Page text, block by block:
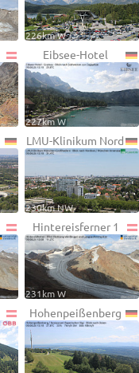
226km W
Eibsee-Hotel
227km W
LMU-Klinikum Nord
230km NW
Hintereisferner 1
231km W
Hohenpeißenberg